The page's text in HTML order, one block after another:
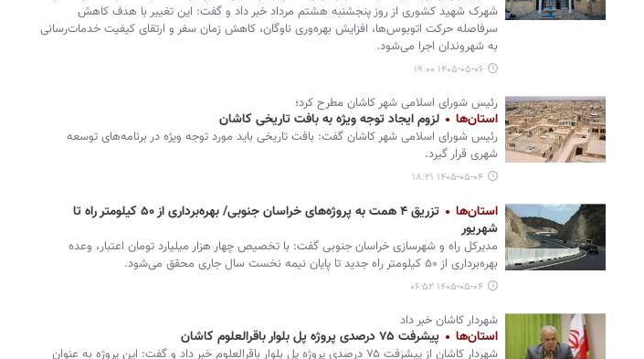
شهرک شهید کشوری از روز پنجشنبه هشتم مرداد خبر داد و گفت: این تغییر با هدف کاهش
سرفاصله حرکت اتوبوس‌ها، افزایش بهره‌وری ناوگان، کاهش زمان سفر و ارتقای کیفیت خدمات‌رسانی
به شهروندان اجرا می‌شود.
۱۴۰۵-۰۵-۰۶ ۱۹:۰۰
رئیس شورای اسلامی شهر کاشان مطرح کرد؛
استان‌ها لزوم ایجاد توجه ویژه به بافت تاریخی کاشان
رئیس شورای اسلامی شهر کاشان گفت: بافت تاریخی باید مورد توجه ویژه در برنامه‌های توسعه
شهری قرار گیرد.
۱۴۰۵-۰۵-۰۴ ۱۸:۲۱
استان‌ها
تزریق ۴ همت به پروژه‌های خراسان جنوبی/ بهره‌برداری از ۵۰ کیلومتر راه تا
شهریور
مدیرکل راه و شهرسازی خراسان جنوبی گفت: با تخصیص چهار هزار میلیارد تومان اعتبار، وعده
بهره‌برداری از ۵۰ کیلومتر راه جدید تا پایان نیمه نخست سال جاری محقق می‌شود.
۱۴۰۵-۰۵-۰۴ ۰۶:۵۲
شهردار کاشان خبر داد
استان‌ها پیشرفت ۷۵ درصدی پروژه پل بلوار باقرالعلوم کاشان
شهردار کاشان از پیشرفت ۷۵ درصدی پروژه پل بلوار باقرالعلوم خبر داد و گفت: این پروژه به عنوان